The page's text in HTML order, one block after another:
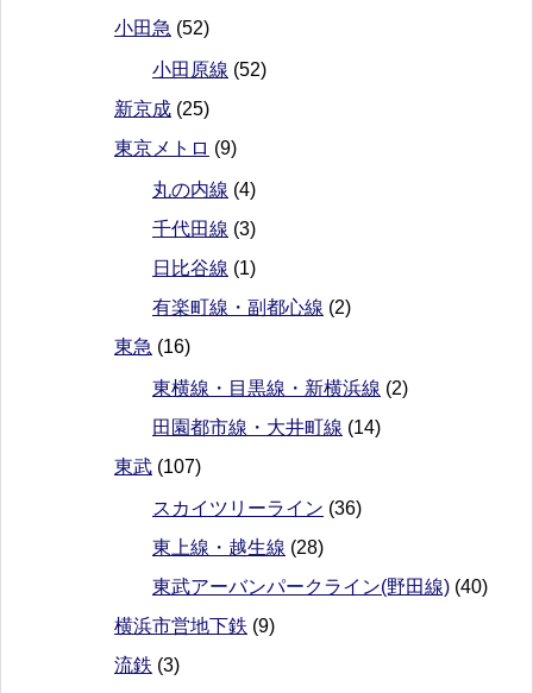
小田急 (52)
小田原線 (52)
新京成 (25)
東京メトロ (9)
丸の内線 (4)
千代田線 (3)
日比谷線 (1)
有楽町線・副都心線 (2)
東急 (16)
東横線・目黒線・新横浜線 (2)
田園都市線・大井町線 (14)
東武 (107)
スカイツリーライン (36)
東上線・越生線 (28)
東武アーバンパークライン(野田線) (40)
横浜市営地下鉄 (9)
流鉄 (3)